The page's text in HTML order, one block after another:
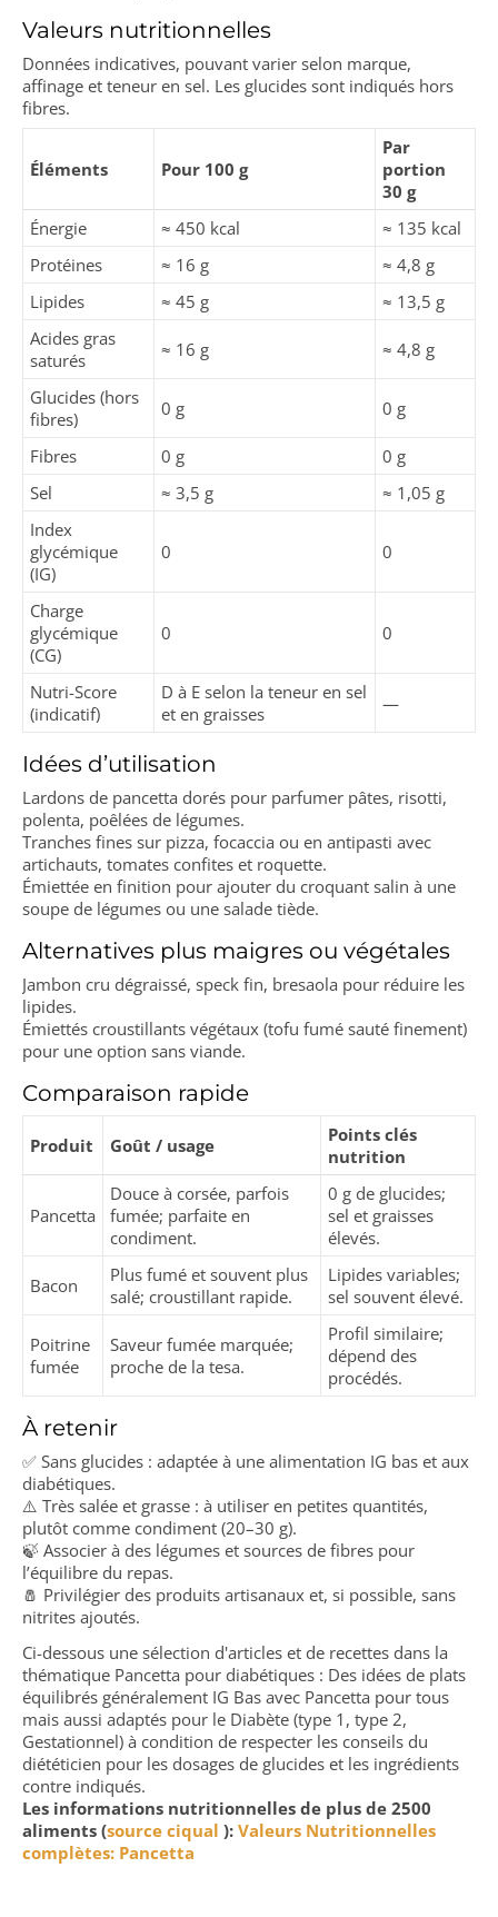
Valeurs nutritionnelles
Données indicatives, pouvant varier selon marque,
affinage et teneur en sel. Les glucides sont indiqués hors
fibres.
Éléments Pour 100 g
Par
portion
30 g
Énergie
≈ 450 kcal
≈ 135 kcal
Protéines
≈ 16 g
≈ 4,8 g
Lipides
≈ 45 g
≈ 13,5 g
Acides gras
saturés
≈ 16 g ≈ 4,8 g
Glucides (hors
fibres)
0 g 0 g
Fibres 0 g
0 g
Sel
≈ 3,5 g
≈ 1,05 g
Index
glycémique
(IG)
0 0
Charge
glycémique
(CG)
0 0
Nutri-Score
(indicatif)
D à E selon la teneur en sel
et en graisses
—
Idées d’utilisation
Lardons de pancetta dorés pour parfumer pâtes, risotti,
polenta, poêlées de légumes.
Tranches fines sur pizza, focaccia ou en antipasti avec
artichauts, tomates confites et roquette.
Émiettée en finition pour ajouter du croquant salin à une
soupe de légumes ou une salade tiède.
Alternatives plus maigres ou végétales
Jambon cru dégraissé, speck fin, bresaola pour réduire les
lipides.
Émiettés croustillants végétaux (tofu fumé sauté finement)
pour une option sans viande.
Comparaison rapide
Produit Goût / usage
Points clés
nutrition
Pancetta
Douce à corsée, parfois
fumée; parfaite en
condiment.
0 g de glucides;
sel et graisses
élevés.
Bacon
Plus fumé et souvent plus
salé; croustillant rapide.
Lipides variables;
sel souvent élevé.
Poitrine
fumée
Saveur fumée marquée;
proche de la tesa.
Profil similaire;
dépend des
procédés.
À retenir
✅ Sans glucides : adaptée à une alimentation IG bas et aux
diabétiques.
⚠️ Très salée et grasse : à utiliser en petites quantités,
plutôt comme condiment (20–30 g).
🍃 Associer à des légumes et sources de fibres pour
l’équilibre du repas.
🧂 Privilégier des produits artisanaux et, si possible, sans
nitrites ajoutés.
Ci-dessous une sélection d'articles et de recettes dans la
thématique Pancetta pour diabétiques : Des idées de plats
équilibrés généralement IG Bas avec Pancetta pour tous
mais aussi adaptés pour le Diabète (type 1, type 2,
Gestationnel) à condition de respecter les conseils du
diététicien pour les dosages de glucides et les ingrédients
contre indiqués.
Les informations nutritionnelles de plus de 2500
aliments (source ciqual ): Valeurs Nutritionnelles
complètes: Pancetta